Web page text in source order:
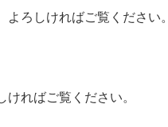
ろしければご覧ください。
ればご覧ください。